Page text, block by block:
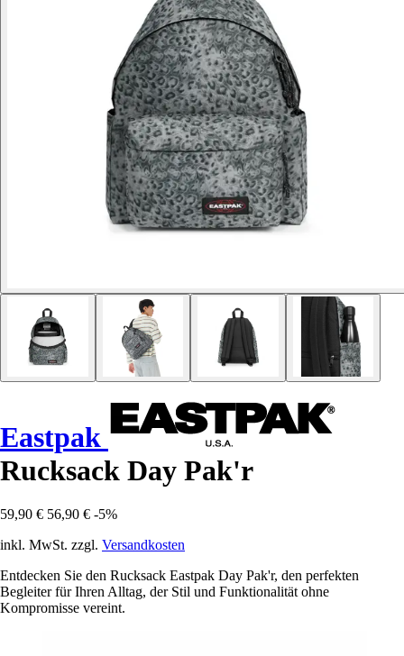
Eastpak
Rucksack Day Pak'r
59,90 € 56,90 € -5%
inkl. MwSt. zzgl. Versandkosten
Entdecken Sie den Rucksack Eastpak Day Pak'r, den perfekten
Begleiter für Ihren Alltag, der Stil und Funktionalität ohne
Kompromisse vereint.